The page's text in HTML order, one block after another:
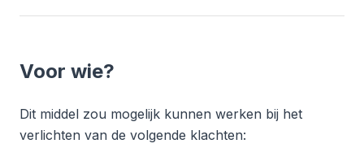
Voor wie?
Dit middel zou mogelijk kunnen werken bij het
verlichten van de volgende klachten: